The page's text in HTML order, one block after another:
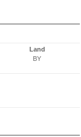
Land
BY